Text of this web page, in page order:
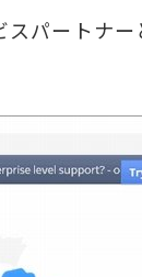
パートナー